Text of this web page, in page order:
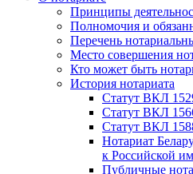
Принципы
Полномочия и
Перечень
Место совершения
Кто может быть
История нотариата
Статут ВКЛ
Статут ВКЛ
Статут ВКЛ
Нотариат
к Российской
Публичные